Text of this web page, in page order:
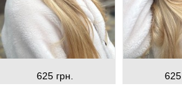
625 грн. 625